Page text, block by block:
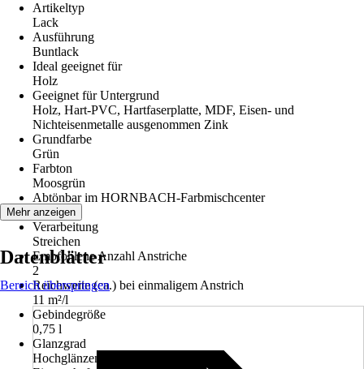
Artikeltyp
Lack
Ausführung
Buntlack
Ideal geeignet für
Holz
Geeignet für Untergrund
Holz, Hart-PVC, Hartfaserplatte, MDF, Eisen- und
Nichteisenmetalle ausgenommen Zink
Grundfarbe
Grün
Farbton
Moosgrün
Abtönbar im HORNBACH-Farbmischcenter
Nein
Verarbeitung
Streichen
Empfohlene Anzahl Anstriche
2
Reichweite (ca.) bei einmaligem Anstrich
11 m²/l
Gebindegröße
0,75 l
Glanzgrad
Hochglänzend
Mehr anzeigen
Datenblätter
Bereich überspringen